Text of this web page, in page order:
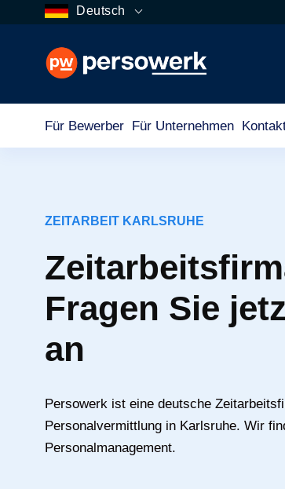
Deutsch
Für Bewerber Für Unternehmen
ZEITARBEIT KARLSRUHE
Fragen Sie
an
Persowerk ist eine deutsche
Personalvermittlung in Karlsruhe. Wir
Personalmanagement.